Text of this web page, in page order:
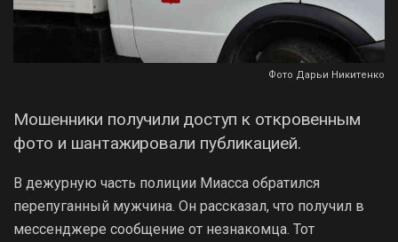
Фото Дарьи Никитенко
Мошенники получили доступ к откровенным
фото и шантажировали публикацией.
В дежурную часть полиции Миасса обратился
перепуганный мужчина. Он рассказал, что получил в
мессенджере сообщение от незнакомца. Тот